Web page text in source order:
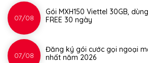
07/08
Gói MXH150 Viettel 30GB,
FREE 30 ngày
07/08
Đăng ký gói cước gọi ngoại
nhất năm 2026